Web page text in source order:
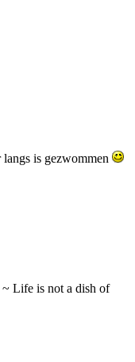
is gezwommen
~ Life is not a dish of